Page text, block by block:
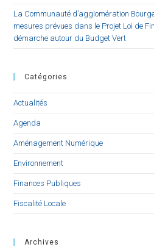
La Communauté d’agglomération
mesures prévues dans le Projet Loi de
démarche autour du Budget Vert
Catégories
Actualités
Agenda
Aménagement Numérique
Environnement
Finances Publiques
Fiscalité Locale
Archives